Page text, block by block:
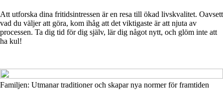
Att utforska dina fritidsintressen är en resa till ökad livskvalitet. Oavsett
vad du väljer att göra, kom ihåg att det viktigaste är att njuta av
processen. Ta dig tid för dig själv, lär dig något nytt, och glöm inte att
ha kul!
Familjen: Utmanar traditioner och skapar nya normer för framtiden